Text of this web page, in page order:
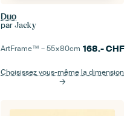
Duo
par Jacky
ArtFrame™ –55×80cm 168.-CHF
Choisissez vous-même la dimension